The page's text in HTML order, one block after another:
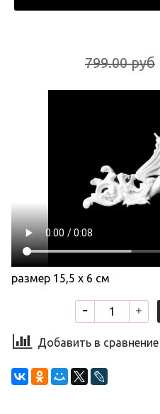
799.00 руб
размер 15,5 х 6 см
Добавить в сравнение